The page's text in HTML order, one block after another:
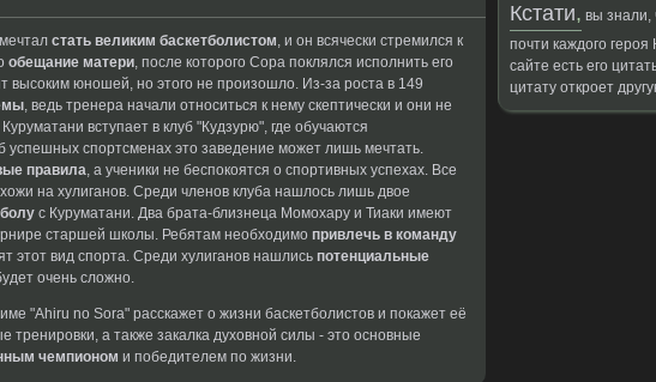
стать великим баскетболистом, и он всячески стремился к
обещание матери, после которого Сора поклялся исполнить его
юношей, но этого не произошло. Из-за роста в 149
, ведь тренера начали относиться к нему скептически и они не
вступает в клуб "Кудзурю", где обучаются
успешных спортсменах это заведение может лишь мечтать.
правила, а ученики не беспокоятся о спортивных успехах. Все
на хулиганов. Среди членов клуба нашлось лишь двое
с Куруматани. Два брата-близнеца Момохару и Тиаки имеют
старшей школы. Ребятам необходимо привлечь в команду
этот вид спорта. Среди хулиганов нашлись потенциальные
очень сложно.
"Ahiru no Sora" расскажет о жизни баскетболистов и покажет её
тренировки, а также закалка духовной силы - это основные
чемпионом и победителем по жизни.
Кстати, вы знали,
почти каждого
сайте есть его
цитату откроет